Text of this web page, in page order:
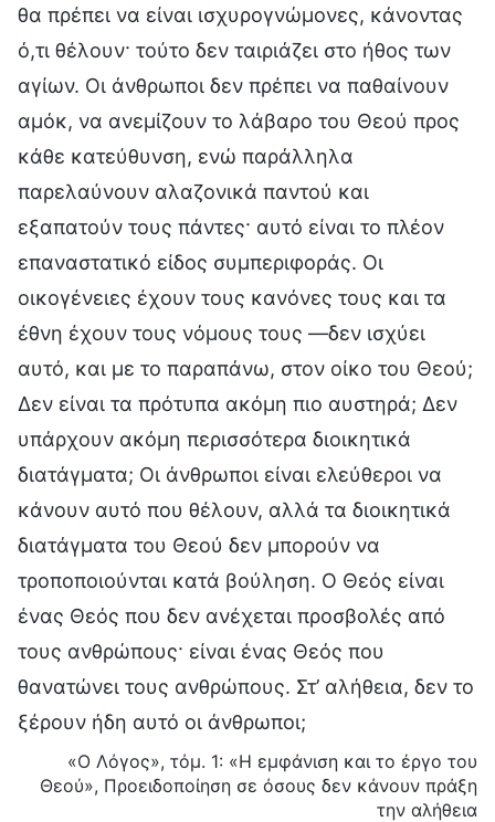
θα πρέπει να είναι ισχυρογνώμονες, κάνοντας
ό,τι θέλουν· τούτο δεν ταιριάζει στο ήθος των
αγίων. Οι άνθρωποι δεν πρέπει να παθαίνουν
αμόκ, να ανεμίζουν το λάβαρο του Θεού προς
κάθε κατεύθυνση, ενώ παράλληλα
παρελαύνουν αλαζονικά παντού και
εξαπατούν τους πάντες· αυτό είναι το πλέον
επαναστατικό είδος συμπεριφοράς. Οι
οικογένειες έχουν τους κανόνες τους και τα
έθνη έχουν τους νόμους τους —δεν ισχύει
αυτό, και με το παραπάνω, στον οίκο του Θεού;
Δεν είναι τα πρότυπα ακόμη πιο αυστηρά; Δεν
υπάρχουν ακόμη περισσότερα διοικητικά
διατάγματα; Οι άνθρωποι είναι ελεύθεροι να
κάνουν αυτό που θέλουν, αλλά τα διοικητικά
διατάγματα του Θεού δεν μπορούν να
τροποποιούνται κατά βούληση. Ο Θεός είναι
ένας Θεός που δεν ανέχεται προσβολές από
τους ανθρώπους· είναι ένας Θεός που
θανατώνει τους ανθρώπους. Στ’ αλήθεια, δεν το
ξέρουν ήδη αυτό οι άνθρωποι;
«Ο Λόγος», τόμ. 1: «Η εμφάνιση και το έργο του
Θεού», Προειδοποίηση σε όσους δεν κάνουν πράξη
την αλήθεια